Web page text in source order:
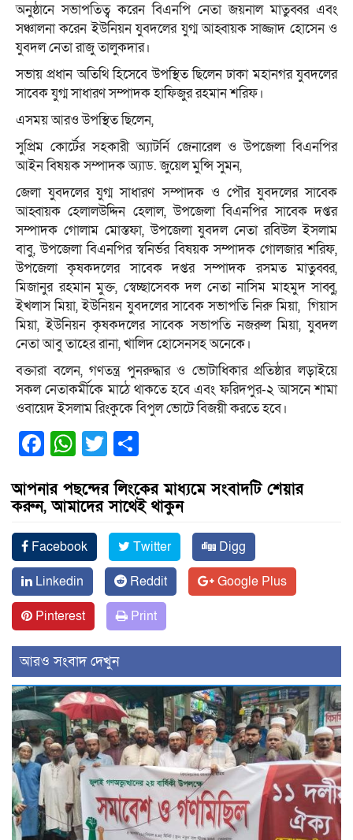
অনুষ্ঠানে সভাপতিত্ব করেন বিএনপি নেতা জয়নাল মাতুব্বর এবং
সঞ্চালনা করেন ইউনিয়ন যুবদলের যুগ্ম আহ্বায়ক সাজ্জাদ হোসেন ও
যুবদল নেতা রাজু তালুকদার।
সভায় প্রধান অতিথি হিসেবে উপস্থিত ছিলেন ঢাকা মহানগর যুবদলের
সাবেক যুগ্ম সাধারণ সম্পাদক হাফিজুর রহমান শরিফ।
এসময় আরও উপস্থিত ছিলেন,
সুপ্রিম কোর্টের সহকারী অ্যাটর্নি জেনারেল ও উপজেলা বিএনপির
আইন বিষয়ক সম্পাদক অ্যাড. জুয়েল মুন্সি সুমন,
জেলা যুবদলের যুগ্ম সাধারণ সম্পাদক ও পৌর যুবদলের সাবেক
আহ্বায়ক হেলালউদ্দিন হেলাল, উপজেলা বিএনপির সাবেক দপ্তর
সম্পাদক গোলাম মোস্তফা, উপজেলা যুবদল নেতা রবিউল ইসলাম
বাবু, উপজেলা বিএনপির স্বনির্ভর বিষয়ক সম্পাদক গোলজার শরিফ,
উপজেলা কৃষকদলের সাবেক দপ্তর সম্পাদক রসমত মাতুব্বর,
মিজানুর রহমান মুক্ত, স্বেচ্ছাসেবক দল নেতা নাসিম মাহমুদ সাব্বু,
ইখলাস মিয়া, ইউনিয়ন যুবদলের সাবেক সভাপতি নিরু মিয়া, গিয়াস
মিয়া, ইউনিয়ন কৃষকদলের সাবেক সভাপতি নজরুল মিয়া, যুবদল
নেতা আবু তাহের রানা, খালিদ হোসেনসহ অনেকে।
বক্তারা বলেন, গণতন্ত্র পুনরুদ্ধার ও ভোটাধিকার প্রতিষ্ঠার লড়াইয়ে
সকল নেতাকর্মীকে মাঠে থাকতে হবে এবং ফরিদপুর-২ আসনে শামা
ওবায়েদ ইসলাম রিংকুকে বিপুল ভোটে বিজয়ী করতে হবে।
Facebook
WhatsApp
Twitter
আপনার পছন্দের লিংকের মাধ্যমে সংবাদটি শেয়ার
করুন, আমাদের সাথেই থাকুন
Facebook Twitter
Digg
Linkedin
Reddit
Google Plus
Pinterest
Print
আরও সংবাদ দেখুন